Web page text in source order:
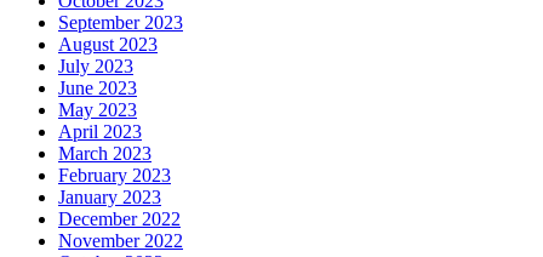
September 2023
August 2023
July 2023
June 2023
May 2023
April 2023
March 2023
February 2023
January 2023
December 2022
November 2022